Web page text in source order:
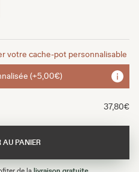
votre cache-pot personnalisable
(+5,00€)
37,80€
AU PANIER